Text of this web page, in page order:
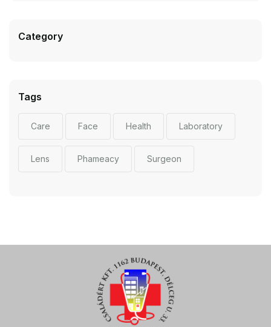
Category
Tags
Care Face Health Laboratory
Lens Phameacy Surgeon